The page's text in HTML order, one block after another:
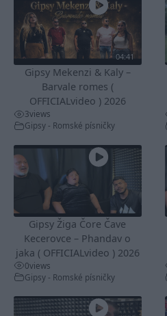
04:41
Gipsy Mekenzi & Kaly –
Barvale romes (
OFFICIALvideo ) 2026
3views
Gipsy - Romské písničky
Gipsy Žiga Čore Čave
Kecerovce – Phandav o
jaka ( OFFICIALvideo ) 2026
0views
Gipsy - Romské písničky